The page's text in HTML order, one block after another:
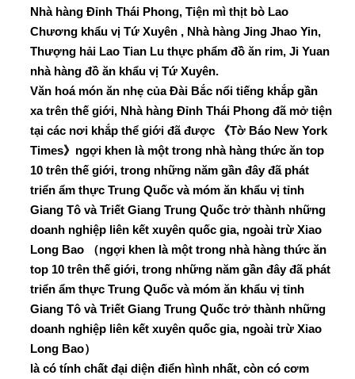
Nhà hàng Đỉnh Thái Phong, Tiện mì thịt bò Lao
Chương khẩu vị Tứ Xuyên , Nhà hàng Jing Jhao Yin,
Thượng hải Lao Tian Lu thực phẩm đồ ăn rim, Ji Yuan
nhà hàng đồ ăn khẩu vị Tứ Xuyên.
Văn hoá món ăn nhẹ của Đài Bắc nổi tiếng khắp gần
xa trên thế giới, Nhà hàng Đỉnh Thái Phong đã mở tiện
tại các nơi khắp thể giới đã được
《Tờ Báo New York
Times》 ngợi khen là một trong nhà hàng thức ăn top
10 trên thế giới, trong những năm gần đây đã phát
triển ẩm thực Trung Quốc và móm ăn khẩu vị tỉnh
Giang Tô và Triết Giang Trung Quốc trở thành những
doanh nghiệp liên kết xuyên quốc gia, ngoài trừ Xiao
Long Bao
（ngợi khen là một trong nhà hàng thức ăn
top 10 trên thế giới, trong những năm gần đây đã phát
triển ẩm thực Trung Quốc và móm ăn khẩu vị tỉnh
Giang Tô và Triết Giang Trung Quốc trở thành những
doanh nghiệp liên kết xuyên quốc gia, ngoài trừ Xiao
Long Bao）
là có tính chất đại diện điển hình nhất, còn có cơm